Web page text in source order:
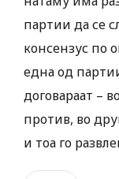
партии да се
консензус по
една од
договараат –
против, во
и тоа го